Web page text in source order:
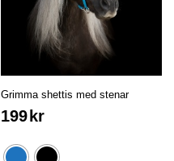
Grimma shettis med stenar
199 kr